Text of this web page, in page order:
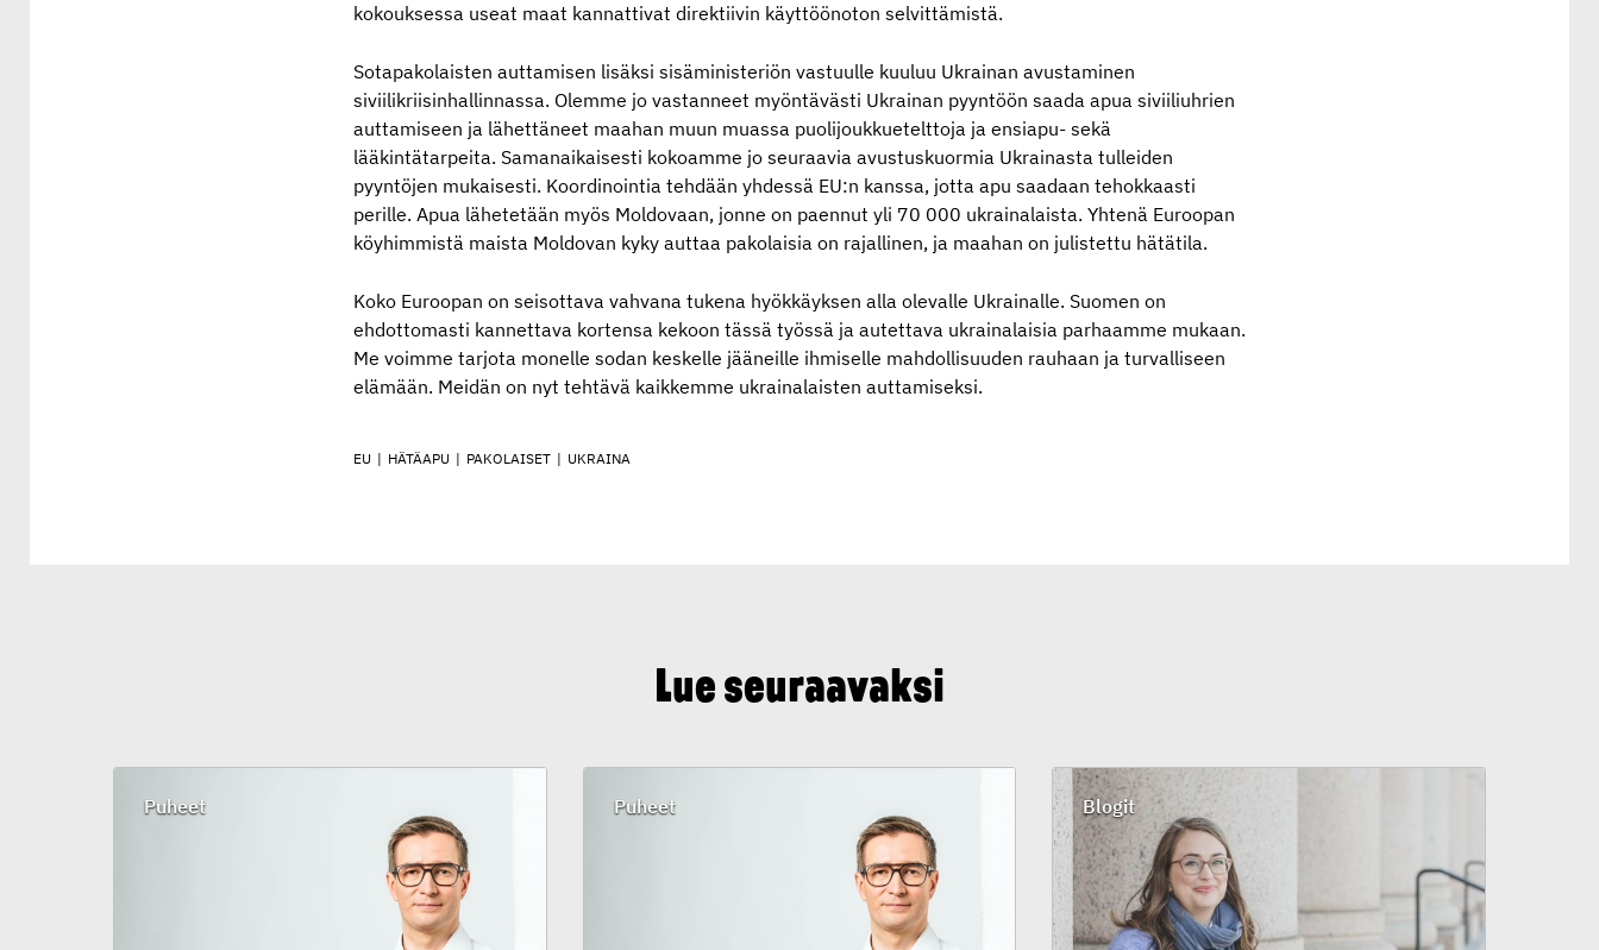
kokouksessa useat maat kannattivat direktiivin käyttöönoton selvittämistä.
Sotapakolaisten auttamisen lisäksi sisäministeriön vastuulle kuuluu Ukrainan avustaminen
siviilikriisinhallinnassa. Olemme jo vastanneet myöntävästi Ukrainan pyyntöön saada apua siviiliuhrien
auttamiseen ja lähettäneet maahan muun muassa puolijoukkuetelttoja ja ensiapu- sekä
lääkintätarpeita. Samanaikaisesti kokoamme jo seuraavia avustuskuormia Ukrainasta tulleiden
pyyntöjen mukaisesti. Koordinointia tehdään yhdessä EU:n kanssa, jotta apu saadaan tehokkaasti
perille. Apua lähetetään myös Moldovaan, jonne on paennut yli 70 000 ukrainalaista. Yhtenä Euroopan
köyhimmistä maista Moldovan kyky auttaa pakolaisia on rajallinen, ja maahan on julistettu hätätila.
Koko Euroopan on seisottava vahvana tukena hyökkäyksen alla olevalle Ukrainalle. Suomen on
ehdottomasti kannettava kortensa kekoon tässä työssä ja autettava ukrainalaisia parhaamme mukaan.
Me voimme tarjota monelle sodan keskelle jääneille ihmiselle mahdollisuuden rauhaan ja turvalliseen
elämään. Meidän on nyt tehtävä kaikkemme ukrainalaisten auttamiseksi.
EU | HÄTÄAPU | PAKOLAISET | UKRAINA
Lue seuraavaksi
Puheet Puheet Blogit